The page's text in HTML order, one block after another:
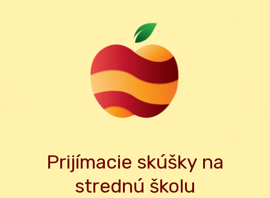
Prijímacie skúšky na
strednú školu